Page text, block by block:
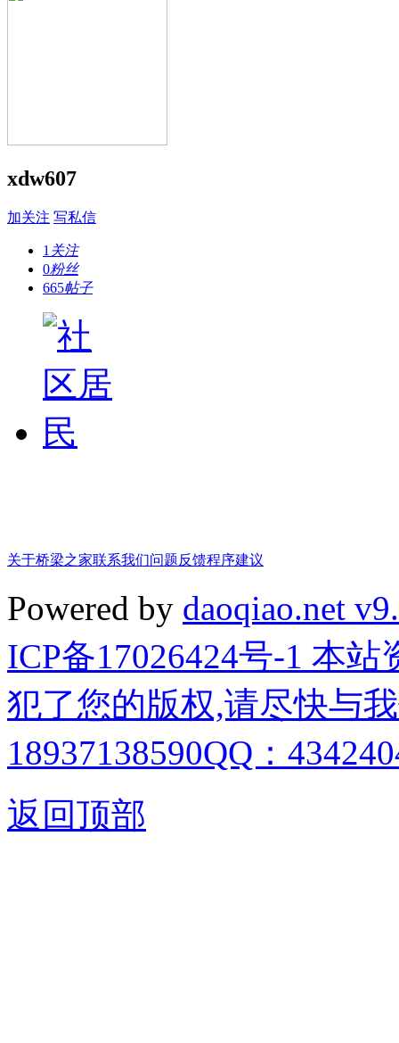
xdw607
加关注 写私信
1 关注
0粉丝
665帖子
关于桥梁之家联系我们问题反馈程序建议
Powered by daoqiao.net
ICP备17026424号-1 本
犯了您的版权,请尽快与
18937138590QQ：
返回顶部